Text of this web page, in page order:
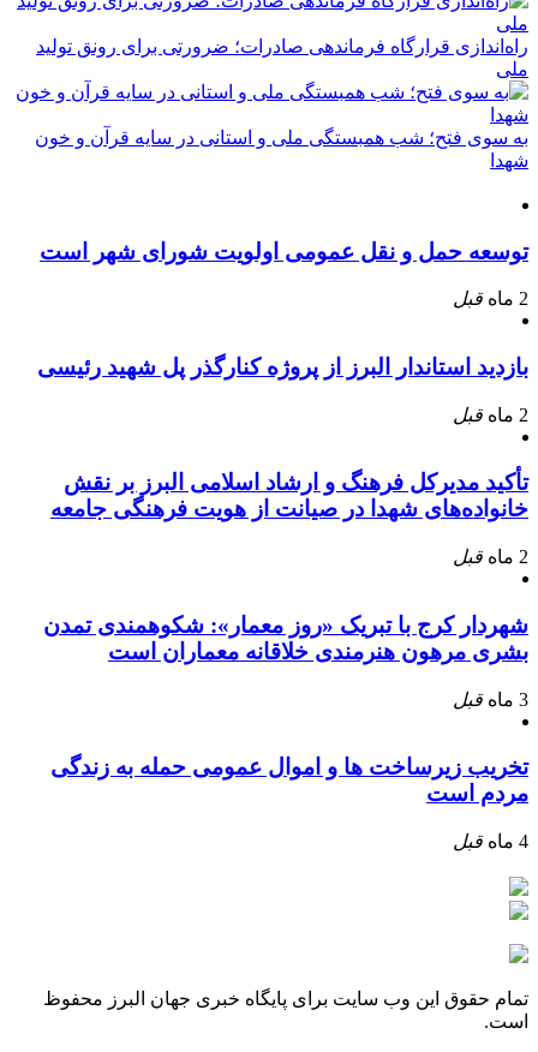
راه‌اندازی قرارگاه فرماندهی صادرات؛ ضرورتی برای رونق تولید
ملی
به سوی فتح؛ شب همبستگی ملی و استانی در سایه قرآن و خون
شهدا
توسعه حمل و نقل عمومی اولویت شورای شهر است
2 ماه قبل
بازدید استاندار البرز از پروژه کنارگذر پل شهید رئیسی
2 ماه قبل
تأکید مدیرکل فرهنگ و ارشاد اسلامی البرز بر نقش
خانواده‌های شهدا در صیانت از هویت فرهنگی جامعه
2 ماه قبل
شهردار کرج با تبریک «روز معمار»: شکوهمندی تمدن
بشری مرهون هنرمندی خلاقانه معماران است
3 ماه قبل
تخریب زیرساخت ها و اموال عمومی حمله به زندگی
مردم است
4 ماه قبل
تمام حقوق این وب سایت برای پایگاه خبری جهان البرز محفوظ
است.